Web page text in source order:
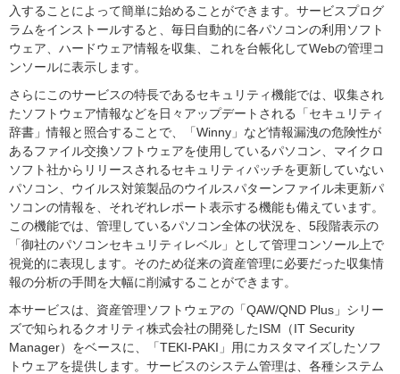
入することによって簡単に始めることができます。サービスプログ
ラムをインストールすると、毎日自動的に各パソコンの利用ソフト
ウェア、ハードウェア情報を収集、これを台帳化してWebの管理コ
ンソールに表示します。
さらにこのサービスの特長であるセキュリティ機能では、収集され
たソフトウェア情報などを日々アップデートされる「セキュリティ
辞書」情報と照合することで、「Winny」など情報漏洩の危険性が
あるファイル交換ソフトウェアを使用しているパソコン、マイクロ
ソフト社からリリースされるセキュリティパッチを更新していない
パソコン、ウイルス対策製品のウイルスパターンファイル未更新パ
ソコンの情報を、それぞれレポート表示する機能も備えています。
この機能では、管理しているパソコン全体の状況を、5段階表示の
「御社のパソコンセキュリティレベル」として管理コンソール上で
視覚的に表現します。そのため従来の資産管理に必要だった収集情
報の分析の手間を大幅に削減することができます。
本サービスは、資産管理ソフトウェアの「QAW/QND Plus」シリー
ズで知られるクオリティ株式会社の開発したISM（IT Security
Manager）をベースに、「TEKI-PAKI」用にカスタマイズしたソフ
トウェアを提供します。サービスのシステム管理は、各種システム